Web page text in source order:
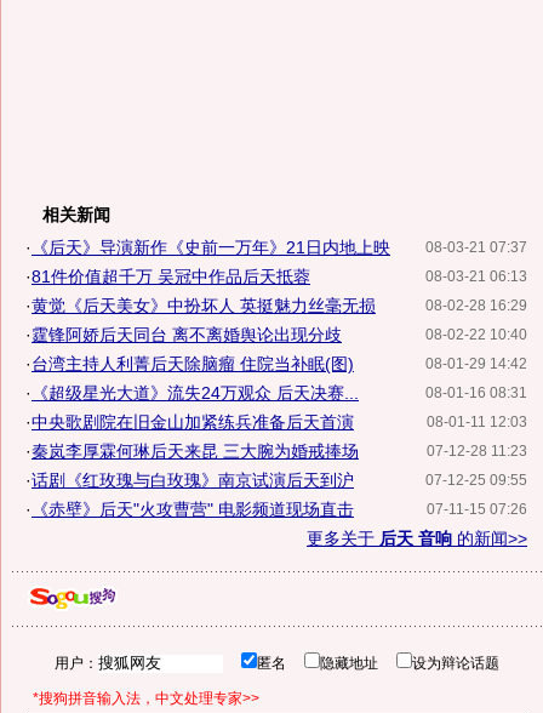
相关新闻
08-03-21 07:37
· 《后天》导演新作《史前一万年》21日内地上映
08-03-21 06:13
·81件价值超千万 吴冠中作品后天抵蓉
08-02-28 16:29
·黄觉《后天美女》中扮坏人 英挺魅力丝毫无损
08-02-22 10:40
·霆锋阿娇后天同台 离不离婚舆论出现分歧
08-01-29 14:42
·台湾主持人利菁后天除脑瘤 住院当补眠(图)
08-01-16 08:31
· 《超级星光大道》流失24万观众 后天决赛...
08-01-11 12:03
·中央歌剧院在旧金山加紧练兵准备后天首演
07-12-28 11:23
·秦岚李厚霖何琳后天来昆 三大腕为婚戒捧场
07-12-25 09:55
·话剧《红玫瑰与白玫瑰》南京试演后天到沪
07-11-15 07:26
·
《赤壁》后天"火攻曹营" 电影频道现场直击
更多关于 后天 音响 的新闻>>
用户： 匿名 隐藏地址 设为辩论话题
*搜狗拼音输入法，中文处理专家>>